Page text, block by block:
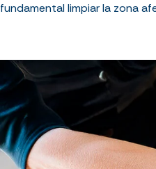
fundamental limpiar la zona